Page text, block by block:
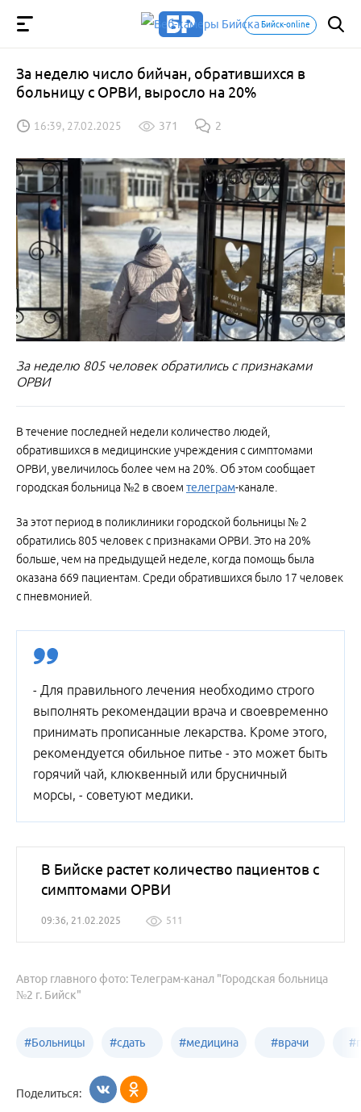
Бийск-online
За неделю число бийчан, обратившихся в
больницу с ОРВИ, выросло на 20%
16:39, 27.02.2025 371 2
За неделю 805 человек обратились с признаками
ОРВИ
В течение последней недели количество людей,
обратившихся в медицинские учреждения с симптомами
ОРВИ, увеличилось более чем на 20%. Об этом сообщает
городская больница №2 в своем телеграм-канале.
За этот период в поликлиники городской больницы № 2
обратились 805 человек с признаками ОРВИ. Это на 20%
больше, чем на предыдущей неделе, когда помощь была
оказана 669 пациентам. Среди обратившихся было 17 человек
с пневмонией.
- Для правильного лечения необходимо строго
выполнять рекомендации врача и своевременно
принимать прописанные лекарства. Кроме этого,
рекомендуется обильное питье - это может быть
горячий чай, клюквенный или брусничный
морсы, - советуют медики.
В Бийске растет количество пациентов с
симптомами ОРВИ
09:36, 21.02.2025 511
Автор главного фото: Телеграм-канал "Городская больница
№2 г. Бийск"
#Больницы #сдать
анализы
в
#медицина #врачи #
Поделиться: